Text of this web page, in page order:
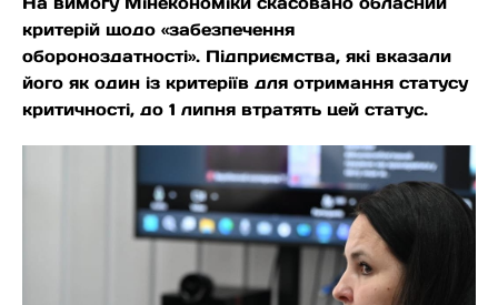
критерій щодо «забезпечення
обороноздатності». Підприємства, які вказали
його як один із критеріїв для отримання статусу
критичності, до 1 липня втратять цей статус.